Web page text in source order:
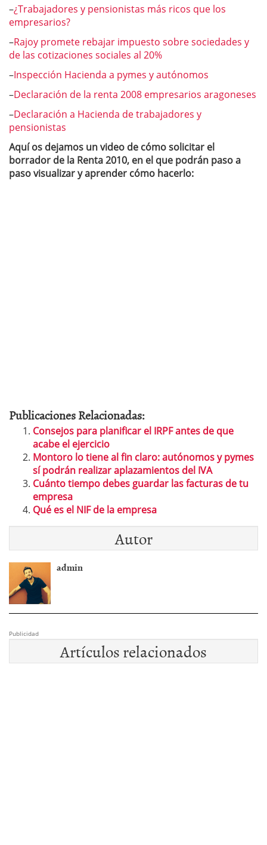
–¿Trabajadores y pensionistas más ricos que los
empresarios?
–Rajoy promete rebajar impuesto sobre sociedades y
de las cotizaciones sociales al 20%
–Inspección Hacienda a pymes y autónomos
–Declaración de la renta 2008 empresarios aragoneses
–Declaración a Hacienda de trabajadores y
pensionistas
Aquí os dejamos un video de cómo solicitar el
borrador de la Renta 2010, en el que podrán paso a
paso visualizar y aprender cómo hacerlo:
Publicaciones Relacionadas:
Consejos para planificar el IRPF antes de que
acabe el ejercicio
Montoro lo tiene al fin claro: autónomos y pymes
sí podrán realizar aplazamientos del IVA
Cuánto tiempo debes guardar las facturas de tu
empresa
Qué es el NIF de la empresa
Autor
admin
Publicidad
Artículos relacionados